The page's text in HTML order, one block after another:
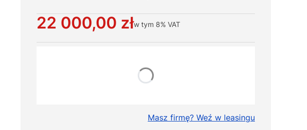
Cena
22 000,00 złw tym 8% VAT
Poszczególne warianty mogą różnić się ceną
Masz firmę? Weź w leasingu